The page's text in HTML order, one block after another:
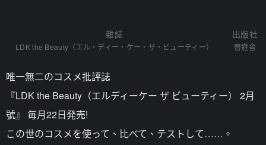
雜誌
LDK the Beauty（エル・ディー・ケー・ザ・ビューティー）
出版社
晉遊舎
唯一無二のコスメ批評誌
『LDK the Beauty（エルディーケー ザ ビューティー） 2月
號』 毎月22日発売!
この世のコスメを使って、比べて、テストして……。